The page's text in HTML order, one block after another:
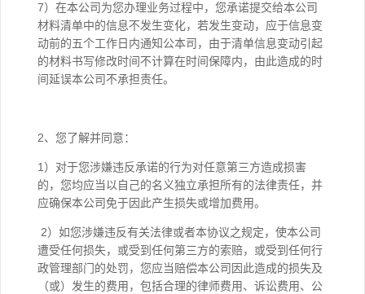
7）在本公司为您办理业务过程中，您承诺提交给本公司
材料清单中的信息不发生变化，若发生变动，应于信息变
动前的五个工作日内通知公本司，由于清单信息变动引起
的材料书写修改时间不计算在时间保障内，由此造成的时
间延误本公司不承担责任。
2、您了解并同意：
1）对于您涉嫌违反承诺的行为对任意第三方造成损害
的，您均应当以自己的名义独立承担所有的法律责任，并
应确保本公司免于因此产生损失或增加费用。
2）如您涉嫌违反有关法律或者本协议之规定，使本公司
遭受任何损失，或受到任何第三方的索赔，或受到任何行
政管理部门的处罚，您应当赔偿本公司因此造成的损失及
（或）发生的费用，包括合理的律师费用、诉讼费用、公